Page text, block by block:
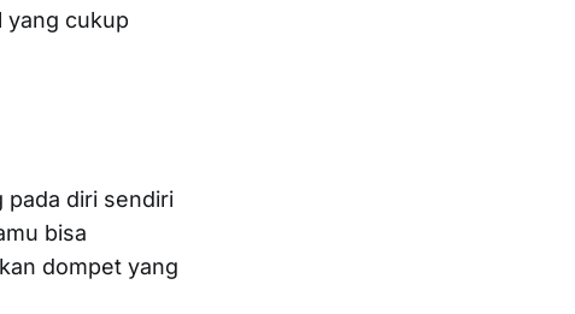
yang cukup
pada diri sendiri
bisa
dompet yang